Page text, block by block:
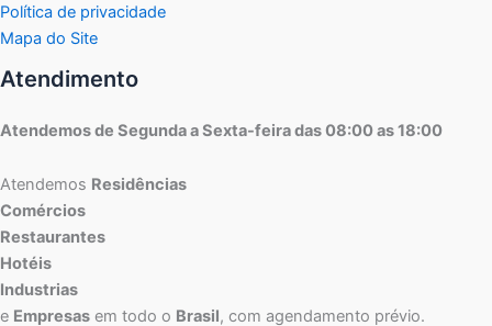
Política de privacidade
Mapa do Site
Atendimento
Atendemos de Segunda a Sexta-feira das 08:00 as 18:00
Atendemos Residências
Comércios
Restaurantes
Hotéis
Industrias
e Empresas em todo o Brasil, com agendamento prévio.